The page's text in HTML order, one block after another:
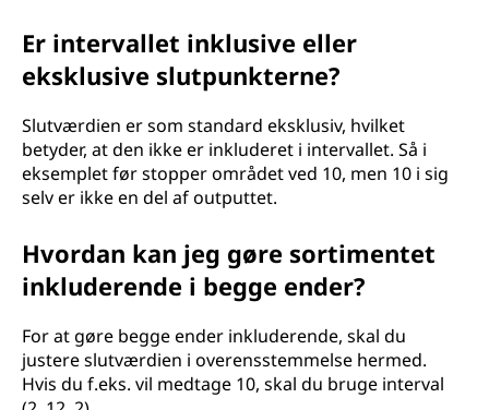
Er intervallet inklusive eller
eksklusive slutpunkterne?
Slutværdien er som standard eksklusiv, hvilket
betyder, at den ikke er inkluderet i intervallet. Så i
eksemplet før stopper området ved 10, men 10 i sig
selv er ikke en del af outputtet.
Hvordan kan jeg gøre sortimentet
inkluderende i begge ender?
For at gøre begge ender inkluderende, skal du
justere slutværdien i overensstemmelse hermed.
Hvis du f.eks. vil medtage 10, skal du bruge interval